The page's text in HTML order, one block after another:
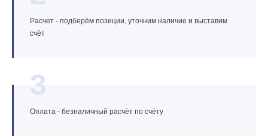
Расчет - подберём позиции, уточним наличие и выставим
счёт
3
Оплата - безналичный расчёт по счёту